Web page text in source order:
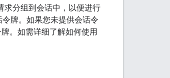
求分组到会话中，以便进行
牌。如果您未提供会话令
。如需详细了解如何使用